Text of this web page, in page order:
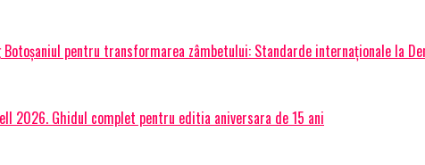
pentru transformarea zâmbetului: Standarde internaționale la
2026. Ghidul complet pentru editia aniversara de 15 ani